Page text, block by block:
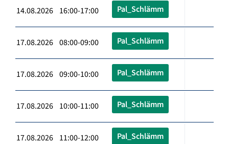
14.08.2026 16:00-17:00 Pal_Schlämm
17.08.2026 08:00-09:00 Pal_Schlämm
17.08.2026 09:00-10:00 Pal_Schlämm
17.08.2026 10:00-11:00 Pal_Schlämm
17.08.2026 11:00-12:00 Pal_Schlämm